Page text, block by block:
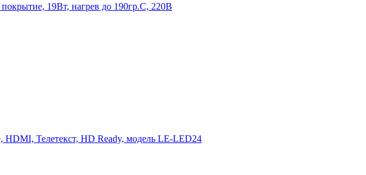
19Вт, нагрев до 190гр.С, 220В
Телетекст, HD Ready, модель LE-LED24